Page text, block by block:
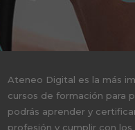
Ateneo Digital es la más
cursos de formación para
podrás aprender y
profesión y cumplir con